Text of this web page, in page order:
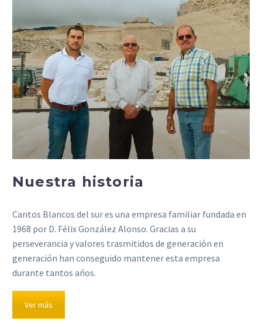
Nuestra historia
Cantos Blancos del sur es una empresa familiar fundada en
1968 por D. Félix González Alonso. Gracias a su
perseverancia y valores trasmitidos de generación en
generación han conseguido mantener esta empresa
durante tantos años.
Ver más